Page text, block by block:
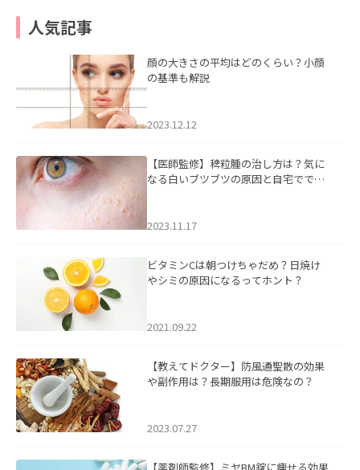
人気記事
顔の大きさの平均はどのくらい？小顔
の基準も解説
2023.12.12
【医師監修】稗粒腫の治し方は？気に
なる白いブツブツの原因と自宅ででき
2023.11.17
ビタミンCは朝つけちゃだめ？日焼け
やシミの原因になるってホント？
2021.09.22
【教えてドクター】防風通聖散の効果
や副作用は？長期服用は危険なの？
2023.07.27
【薬剤師監修】ミヤBM錠に痩せる効果